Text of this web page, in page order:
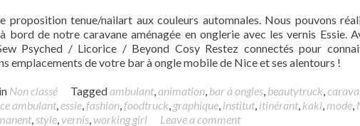
proposition tenue/nailart aux couleurs automnales. Nous pouvons
bord de notre caravane aménagée en onglerie avec les vernis Essie.
Psyched / Licorice / Beyond Cosy Restez connectés pour
emplacements de votre bar à ongle mobile de Nice et ses alentours !
Non classé Taggedambulant,animation, bar à ongles, beautytruck,
ambulant,essie,fashion,foodtruck, graphique, institut, itinérant, kaki, mode,
,style, vernis, working girl Leave a comment